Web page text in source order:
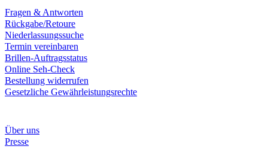
Fragen & Antworten
Rückgabe/Retoure
Niederlassungssuche
Termin vereinbaren
Brillen-Auftragsstatus
Online Seh-Check
Bestellung widerrufen
Gesetzliche Gewährleistungsrechte
Über uns
Presse